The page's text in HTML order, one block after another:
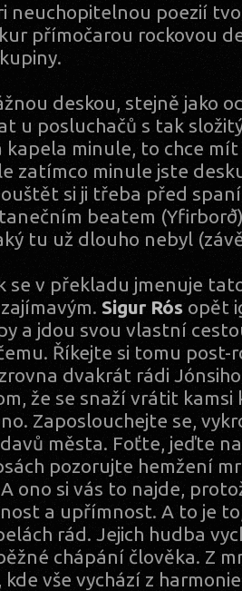
neuchopitelnou poezií
přímočarou rockovou
deskou, stejně jako
u posluchačů s tak
kapela minule, to chce
zatímco minule jste
si ji třeba před
beatem
tu už dlouho nebyl
se v překladu jmenuje
Sigur Rós opět
a jdou svou vlastní
Říkejte si tomu post-
dvakrát rádi
že se snaží vrátit kamsi
Zaposlouchejte se,
města. Foťte, jeďte
pozorujte hemžení
ono si vás to najde,
a upřímnost. A to je
rád. Jejich hudba
chápání člověka. Z
vše vychází z